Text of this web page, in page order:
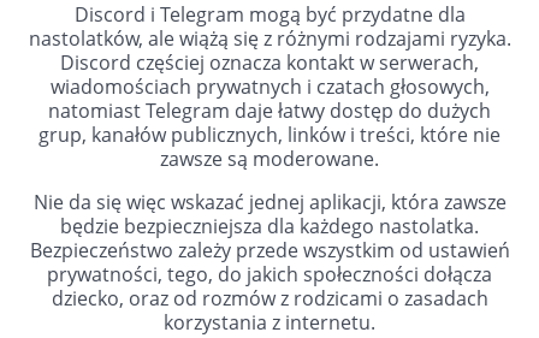
Discord i Telegram mogą być przydatne dla
nastolatków, ale wiążą się z różnymi rodzajami ryzyka.
Discord częściej oznacza kontakt w serwerach,
wiadomościach prywatnych i czatach głosowych,
natomiast Telegram daje łatwy dostęp do dużych
grup, kanałów publicznych, linków i treści, które nie
zawsze są moderowane.
Nie da się więc wskazać jednej aplikacji, która zawsze
będzie bezpieczniejsza dla każdego nastolatka.
Bezpieczeństwo zależy przede wszystkim od ustawień
prywatności, tego, do jakich społeczności dołącza
dziecko, oraz od rozmów z rodzicami o zasadach
korzystania z internetu.